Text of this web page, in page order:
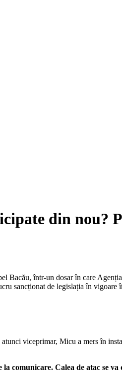
din
Bacău, într-un dosar în care
sancționat de legislația în vigoare
viceprimar, Micu a mers în
comunicare. Calea de atac se